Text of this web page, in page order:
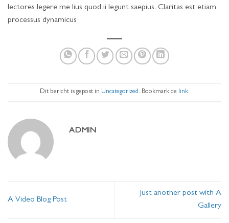
lectores legere me lius quod ii legunt saepius. Claritas est etiam
processus dynamicus
Dit bericht is gepost in Uncategorized. Bookmark de link.
ADMIN
A Video Blog Post
Just another post with A
Gallery